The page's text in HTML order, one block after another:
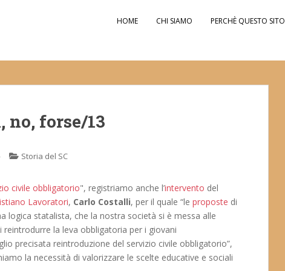
HOME CHI SIAMO PERCHÈ QUESTO SITO
no, forse/13
Storia del SC
civile obbligatorio", registriamo anche l’intervento del
Lavoratori, Carlo Costalli, per il quale “le proposte di
logica statalista, che la nostra società si è messa alle
reintrodurre la leva obbligatoria per i giovani
precisata reintroduzione del servizio civile obbligatorio”,
la necessità di valorizzare le scelte educative e sociali